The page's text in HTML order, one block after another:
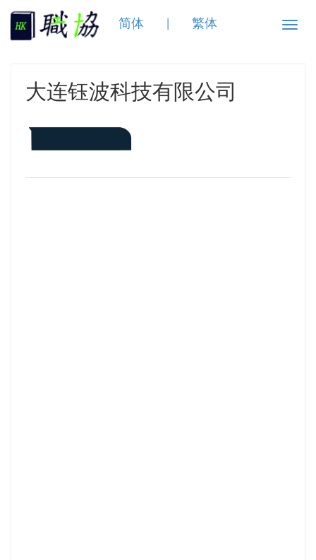
Toggle
简体 繁体
大连钰波科技有限公司